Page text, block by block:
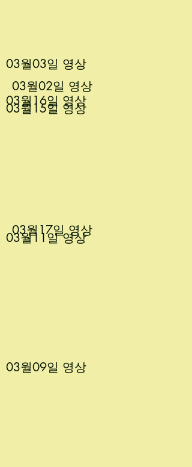
03월17일 영상
03월16일 영상
03월02일 영상
03월15일 영상
03월11일 영상
03월09일 영상
03월03일 영상